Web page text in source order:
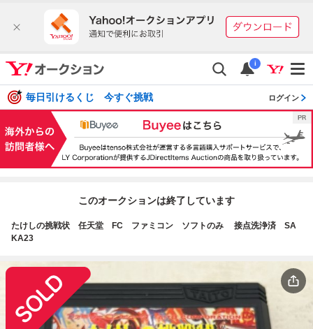
i
毎日引けるくじ 今すぐ挑戦 ログイン
このオークションは終了しています
たけしの挑戦状 任天堂 FC ファミコン ソフトのみ 接点洗浄済 SA
KA23